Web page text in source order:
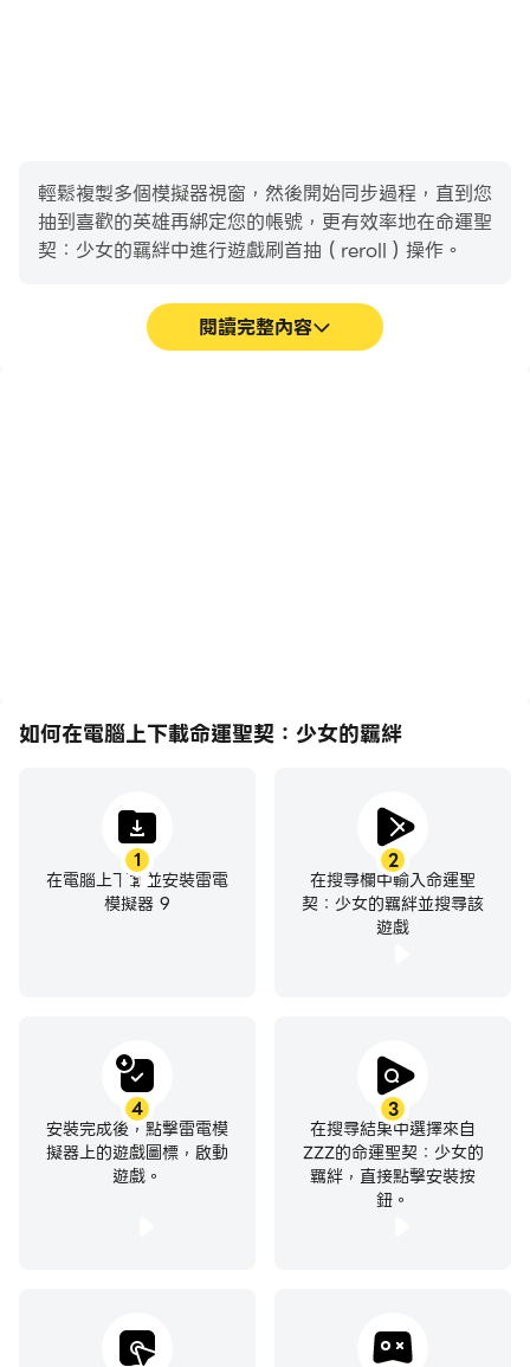
輕鬆複製多個模擬器視窗，然後開始同步過程，直到您
抽到喜歡的英雄再綁定您的帳號，更有效率地在命運聖
契：少女的羈絆中進行遊戲刷首抽（reroll）操作。
閱讀完整內容
如何在電腦上下載命運聖契：少女的羈絆
1
在電腦上下載並安裝雷電
模擬器 9
2
在搜尋欄中輸入命運聖
契：少女的羈絆並搜尋該
遊戲
3
在搜尋結果中選擇來自
ZZZ的命運聖契：少女的
羈絆，直接點擊安裝按
鈕。
4
安裝完成後，點擊雷電模
擬器上的遊戲圖標，啟動
遊戲。